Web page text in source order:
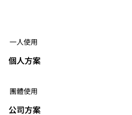
一人使用
個人方案
團體使用
公司方案